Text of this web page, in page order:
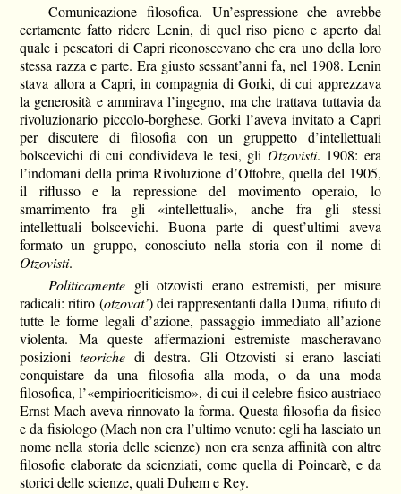
Comunicazione filosofica. Un’espressione che avrebbe
certamente fatto ridere Lenin, di quel riso pieno e aperto dal
quale i pescatori di Capri riconoscevano che era uno della loro
stessa razza e parte. Era giusto sessant’anni fa, nel 1908. Lenin
stava allora a Capri, in compagnia di Gorki, di cui apprezzava
la generosità e ammirava l’ingegno, ma che trattava tuttavia da
rivoluzionario piccolo-borghese. Gorki l’aveva invitato a Capri
per discutere di filosofia con un gruppetto d’intellettuali
bolscevichi di cui condivideva le tesi, gli Otzovisti. 1908: era
l’indomani della prima Rivoluzione d’Ottobre, quella del 1905,
il riflusso e la repressione del movimento operaio, lo
smarrimento fra gli «intellettuali», anche fra gli stessi
intellettuali bolscevichi. Buona parte di quest’ultimi aveva
formato un gruppo, conosciuto nella storia con il nome di
Otzovisti.
Politicamente gli otzovisti erano estremisti, per misure
radicali: ritiro (otzovat’) dei rappresentanti dalla Duma, rifiuto di
tutte le forme legali d’azione, passaggio immediato all’azione
violenta. Ma queste affermazioni estremiste mascheravano
posizioni teorichedi destra. Gli Otzovisti si erano lasciati
conquistare da una filosofia alla moda, o da una moda
filosofica, l’«empiriocriticismo», di cui il celebre fisico austriaco
Ernst Mach aveva rinnovato la forma. Questa filosofia da fisico
e da fisiologo (Mach non era l’ultimo venuto: egli ha lasciato un
nome nella storia delle scienze) non era senza affinità con altre
filosofie elaborate da scienziati, come quella di Poincarè, e da
storici delle scienze, quali Duhem e Rey.